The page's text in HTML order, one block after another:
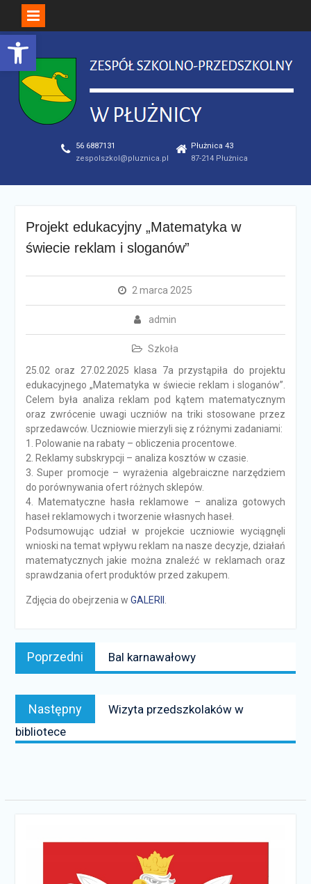
Open toolbar
Skip
to
content
56 6887131
zespolszkol@pluznica.pl
Płużnica 43
87-214 Płużnica
Projekt edukacyjny „Matematyka w
świecie reklam i sloganów”
2 marca 2025
admin
Szkoła
25.02 oraz 27.02.2025 klasa 7a przystąpiła do projektu
edukacyjnego „Matematyka w świecie reklam i sloganów”.
Celem była analiza reklam pod kątem matematycznym
oraz zwrócenie uwagi uczniów na triki stosowane przez
sprzedawców. Uczniowie mierzyli się z różnymi zadaniami:
1. Polowanie na rabaty – obliczenia procentowe.
2. Reklamy subskrypcji – analiza kosztów w czasie.
3. Super promocje – wyrażenia algebraiczne narzędziem
do porównywania ofert różnych sklepów.
4. Matematyczne hasła reklamowe – analiza gotowych
haseł reklamowych i tworzenie własnych haseł.
Podsumowując udział w projekcie uczniowie wyciągnęli
wnioski na temat wpływu reklam na nasze decyzje, działań
matematycznych jakie można znaleźć w reklamach oraz
sprawdzania ofert produktów przed zakupem.
Zdjęcia do obejrzenia w GALERII
Nawigacja
wpisu
Poprzedni
news:
Bal karnawałowy
Następny
news:
Wizyta przedszkolaków w
bibliotece